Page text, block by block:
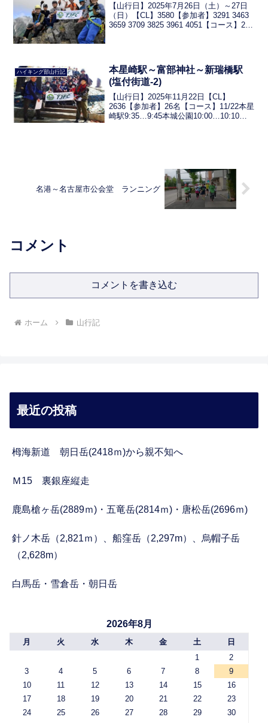
【山行日】2025年7月26日（土）～27日
（日）【CL】3580【参加者】3291 3463
3659 3709 3825 3961 4051【コース】27
ハイキング部山行記
本星崎駅～富部神社～新瑞橋駅
(塩付街道-2)
【山行日】2025年11月22日【CL】
2636【参加者】26名【コース】11/22本星
崎駅9:35…9:45本城公園10:00…10:10星
名港～名古屋市公会堂 ランニング
コメント
コメントを書き込む
ホーム 山行記
最近の投稿
栂海新道 朝日岳(2418ｍ)から親不知へ
Ｍ15 裏銀座縦走
鹿島槍ヶ岳(2889ｍ)・五竜岳(2814ｍ)・唐松岳(2696ｍ)
針ノ木岳（2,821ｍ）、船窪岳（2,297m）、烏帽子岳
（2,628m）
白馬岳・雪倉岳・朝日岳
2026年8月
月 火 水 木 金 土
日
1
2
3
4 5 6 7 8
9
10
11 12 13 14 15
16
17
18 19 20 21 22
23
24
25 26 27 28 29
30